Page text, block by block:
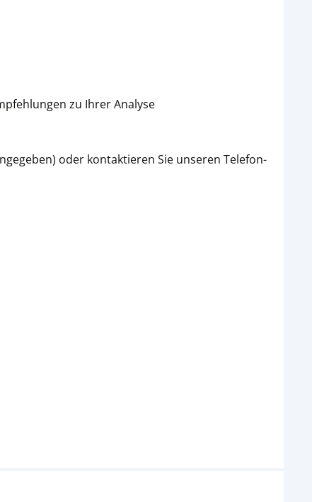
zu Ihrer Analyse
oder kontaktieren Sie unseren Telefon-